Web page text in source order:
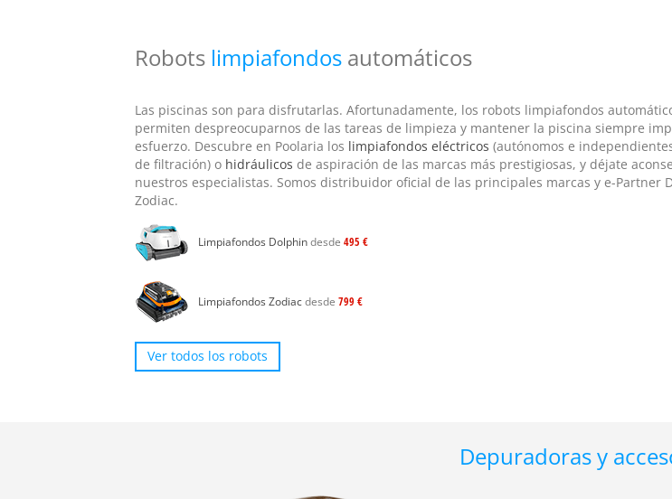
Robots limpiafondos automáticos
Las piscinas son para disfrutarlas. Afortunadamente, los robots limpiafondos
permiten despreocuparnos de las tareas de limpieza y mantener la piscina siempre
esfuerzo. Descubre en Poolaria los limpiafondos eléctricos (autónomos e
de filtración) o hidráulicos de aspiración de las marcas más prestigiosas, y déjate
nuestros especialistas. Somos distribuidor oficial de las principales marcas y e-Partner
Zodiac.
Limpiafondos Dolphindesde495 €
Limpiafondos Zodiacdesde799 €
Ver todos los robots
Depuradoras y